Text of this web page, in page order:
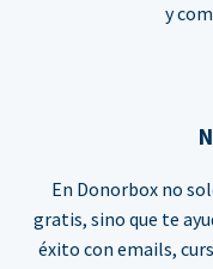
y
En Donorbox no
gratis, sino que te
éxito con emails,